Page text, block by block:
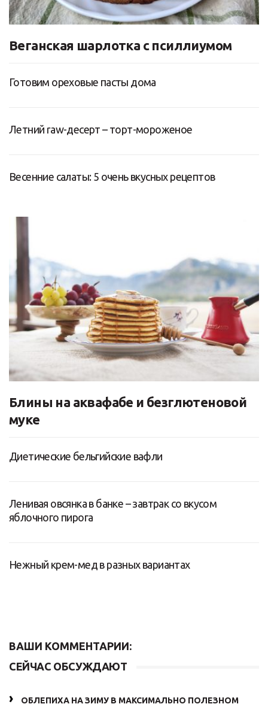
Веганская шарлотка с псиллиумом
Готовим ореховые пасты дома
Летний raw-десерт – торт-мороженое
Весенние салаты: 5 очень вкусных рецептов
Блины на аквафабе и безглютеновой
муке
Диетические бельгийские вафли
Ленивая овсянка в банке – завтрак со вкусом
яблочного пирога
Нежный крем-мед в разных вариантах
ВАШИ КОММЕНТАРИИ:
СЕЙЧАС ОБСУЖДАЮТ
ОБЛЕПИХА НА ЗИМУ В МАКСИМАЛЬНО ПОЛЕЗНОМ